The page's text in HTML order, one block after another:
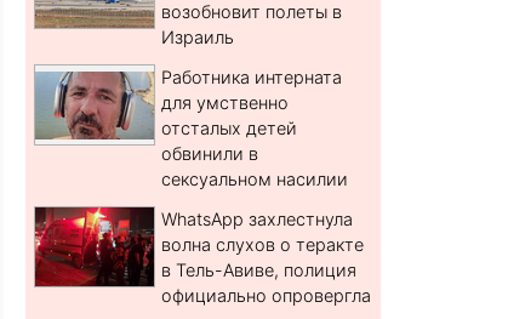
возобновит полеты в
Израиль
Работника интерната
для умственно
отсталых детей
обвинили в
сексуальном насилии
WhatsApp захлестнула
волна слухов о теракте
в Тель-Авиве, полиция
официально опровергла